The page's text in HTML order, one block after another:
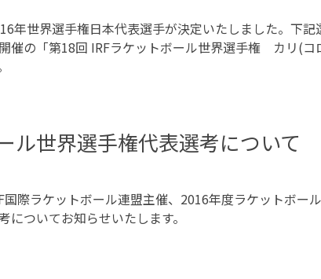
年世界選手権日本代表選手が決定いたしました。下
催の「第18回 IRFラケットボール世界選手権 カリ(コ
ル世界選手権代表選考について
国際ラケットボール連盟主催、2016年度ラケットボー
についてお知らせいたします。